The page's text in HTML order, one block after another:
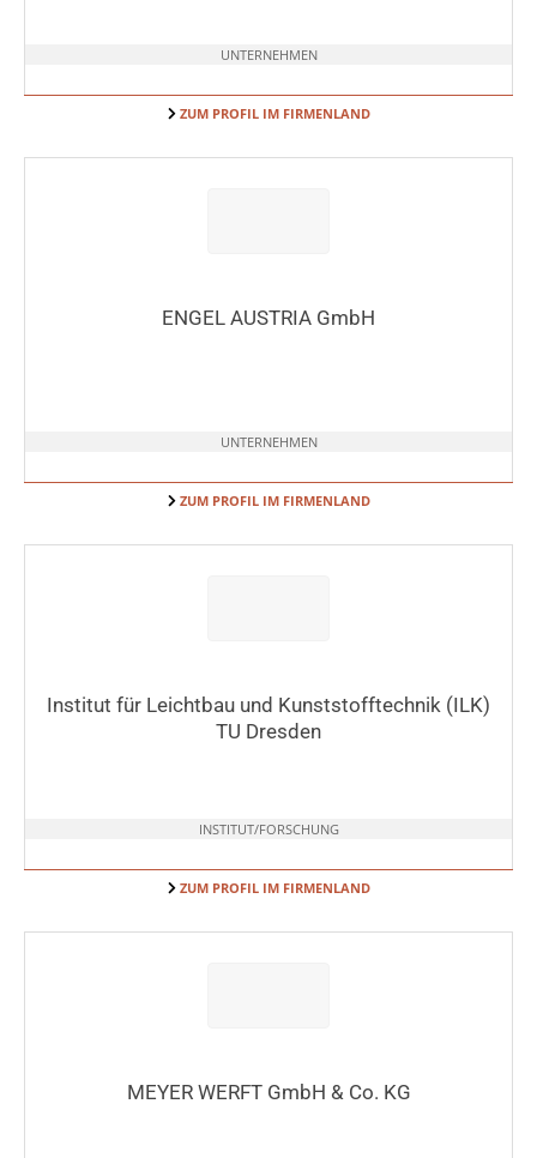
UNTERNEHMEN
ZUM PROFIL IM FIRMENLAND
ENGEL AUSTRIA GmbH
UNTERNEHMEN
ZUM PROFIL IM FIRMENLAND
Institut für Leichtbau und Kunststofftechnik (ILK)
TU Dresden
INSTITUT/FORSCHUNG
ZUM PROFIL IM FIRMENLAND
MEYER WERFT GmbH & Co. KG